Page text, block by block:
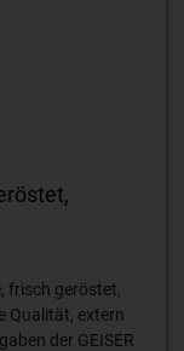
frisch geröstet,
Qualität, extern
der GEISER